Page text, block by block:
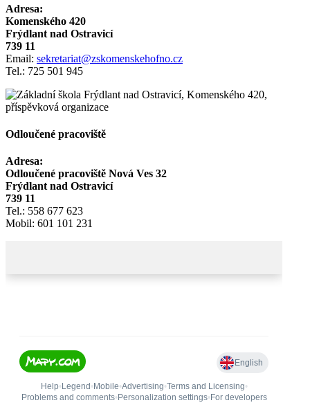
Adresa:
Komenského 420
Frýdlant nad Ostravicí
739 11
Email: sekretariat@zskomenskehofno.cz
Tel.: 725 501 945
Odloučené pracoviště
Adresa:
Odloučené pracoviště Nová Ves 32
Frýdlant nad Ostravicí
739 11
Tel.: 558 677 623
Mobil: 601 101 231